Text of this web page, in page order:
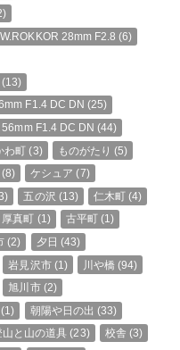
28mm F2.8 (6)
(13)
F1.4 DC DN (25)
56mm F1.4 DC DN (44)
わ町 (3) ものがたり (5)
ケシュア (7)
五の沢 (13) 仁木町 (4)
厚真町 (1) 古平町 (1)
(2) 夕日 (43)
岩見沢市(1) 川や橋 (94)
旭川市(2)
(1) 朝陽や日の出 (33)
と山の道具 (23) 校舎 (3)